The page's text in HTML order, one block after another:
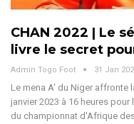
CHAN 2022 | Le
livre le secret
Admin Togo Foot 31 Jan
Le mena A' du Niger affronte
janvier 2023 à 16 heures
du championnat d'Afrique